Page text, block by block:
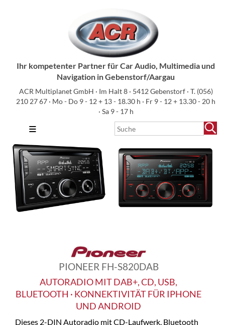
Ihr kompetenter Partner für Car Audio, Multimedia und
Navigation in Gebenstorf/Aargau
ACR Multiplanet GmbH · Im Halt 8 · 5412 Gebenstorf · T. (056)
210 27 67 · Mo - Do 9 - 12 + 13 - 18.30 h · Fr 9 - 12 + 13.30 - 20 h
· Sa 9 - 17 h
≡
PIONEER FH-S820DAB
AUTORADIO MIT DAB+, CD, USB,
BLUETOOTH · KONNEKTIVITÄT FÜR IPHONE
UND ANDROID
Dieses 2-DIN Autoradio mit CD-Laufwerk, Bluetooth